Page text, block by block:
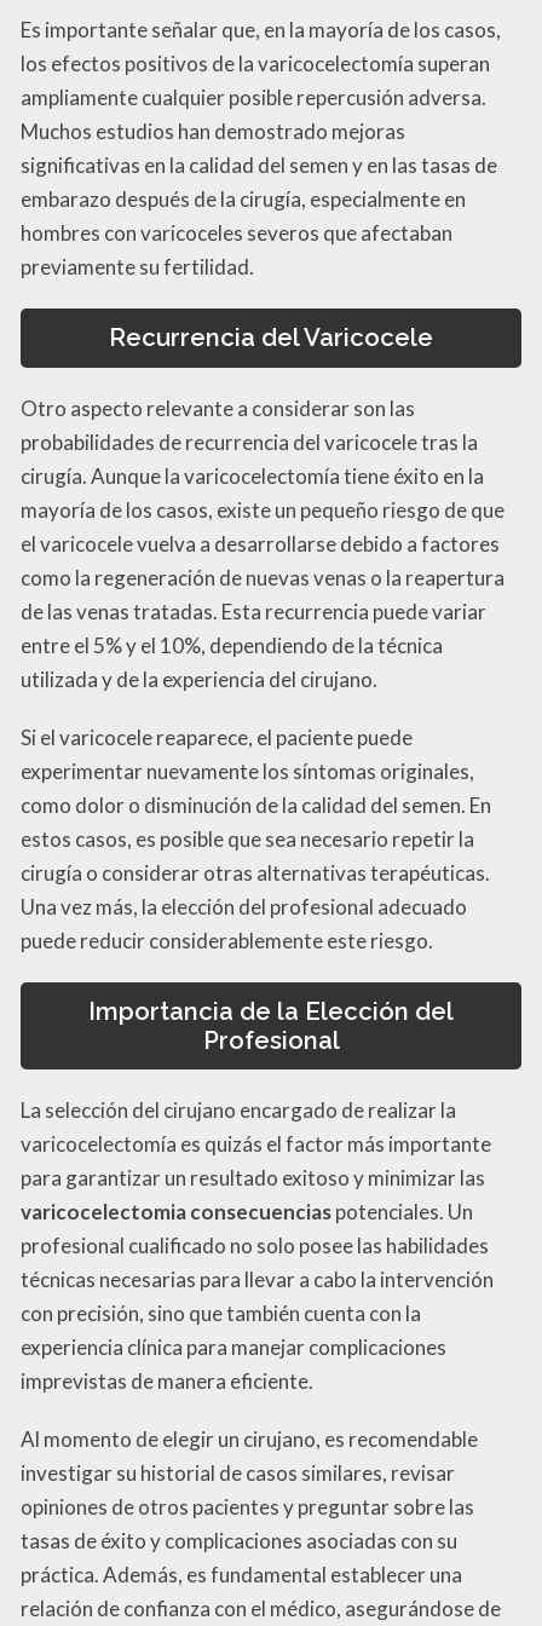
Es importante señalar que, en la mayoría de los casos,
los efectos positivos de la varicocelectomía superan
ampliamente cualquier posible repercusión adversa.
Muchos estudios han demostrado mejoras
significativas en la calidad del semen y en las tasas de
embarazo después de la cirugía, especialmente en
hombres con varicoceles severos que afectaban
previamente su fertilidad.
Recurrencia del Varicocele
Otro aspecto relevante a considerar son las
probabilidades de recurrencia del varicocele tras la
cirugía. Aunque la varicocelectomía tiene éxito en la
mayoría de los casos, existe un pequeño riesgo de que
el varicocele vuelva a desarrollarse debido a factores
como la regeneración de nuevas venas o la reapertura
de las venas tratadas. Esta recurrencia puede variar
entre el 5% y el 10%, dependiendo de la técnica
utilizada y de la experiencia del cirujano.
Si el varicocele reaparece, el paciente puede
experimentar nuevamente los síntomas originales,
como dolor o disminución de la calidad del semen. En
estos casos, es posible que sea necesario repetir la
cirugía o considerar otras alternativas terapéuticas.
Una vez más, la elección del profesional adecuado
puede reducir considerablemente este riesgo.
Importancia de la Elección del
Profesional
La selección del cirujano encargado de realizar la
varicocelectomía es quizás el factor más importante
para garantizar un resultado exitoso y minimizar las
varicocelectomia consecuenciaspotenciales. Un
profesional cualificado no solo posee las habilidades
técnicas necesarias para llevar a cabo la intervención
con precisión, sino que también cuenta con la
experiencia clínica para manejar complicaciones
imprevistas de manera eficiente.
Al momento de elegir un cirujano, es recomendable
investigar su historial de casos similares, revisar
opiniones de otros pacientes y preguntar sobre las
tasas de éxito y complicaciones asociadas con su
práctica. Además, es fundamental establecer una
relación de confianza con el médico, asegurándose de